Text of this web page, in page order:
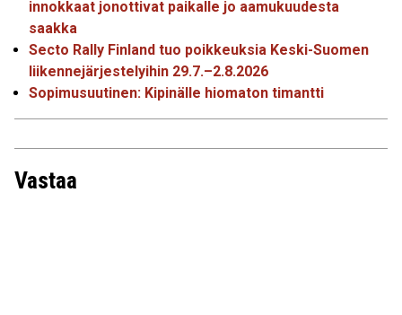
innokkaat jonottivat paikalle jo aamukuudesta
saakka
Secto Rally Finland tuo poikkeuksia Keski-Suomen
liikennejärjestelyihin 29.7.–2.8.2026
Sopimusuutinen: Kipinälle hiomaton timantti
Vastaa